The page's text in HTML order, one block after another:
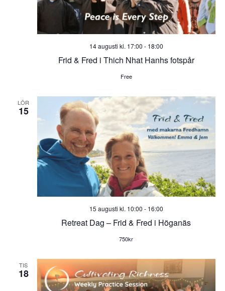
n
14 augusti kl. 17:00 - 18:00
Frid & Fred i Thich Nhat Hanhs fotspår
Free
LÖR
15
15 augusti kl. 10:00 - 16:00
Retreat Dag – Frid & Fred i Höganäs
750kr
TIS
18